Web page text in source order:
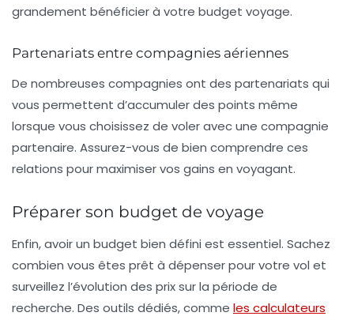
grandement bénéficier à votre budget voyage.
Partenariats entre compagnies aériennes
De nombreuses compagnies ont des partenariats qui
vous permettent d’accumuler des points même
lorsque vous choisissez de voler avec une compagnie
partenaire. Assurez-vous de bien comprendre ces
relations pour maximiser vos gains en voyagant.
Préparer son budget de voyage
Enfin, avoir un budget bien défini est essentiel. Sachez
combien vous êtes prêt à dépenser pour votre vol et
surveillez l’évolution des prix sur la période de
recherche. Des outils dédiés, comme les calculateurs